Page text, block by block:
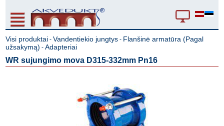
Visi produktai -Vandentiekio jungtys - Flanšinė armatūra (Pagal
užsakymą) -Adapteriai
WR sujungimo mova D315-332mm Pn16